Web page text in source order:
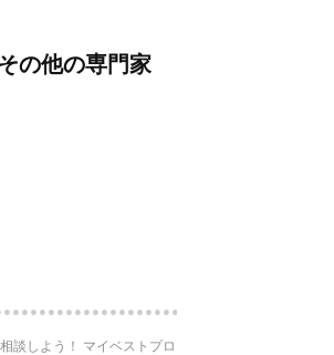
の他の専門家
談しよう！ マイベストプロ